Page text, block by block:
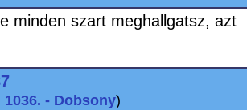
minden szart meghallgatsz, azt
1036. - Dobsony)